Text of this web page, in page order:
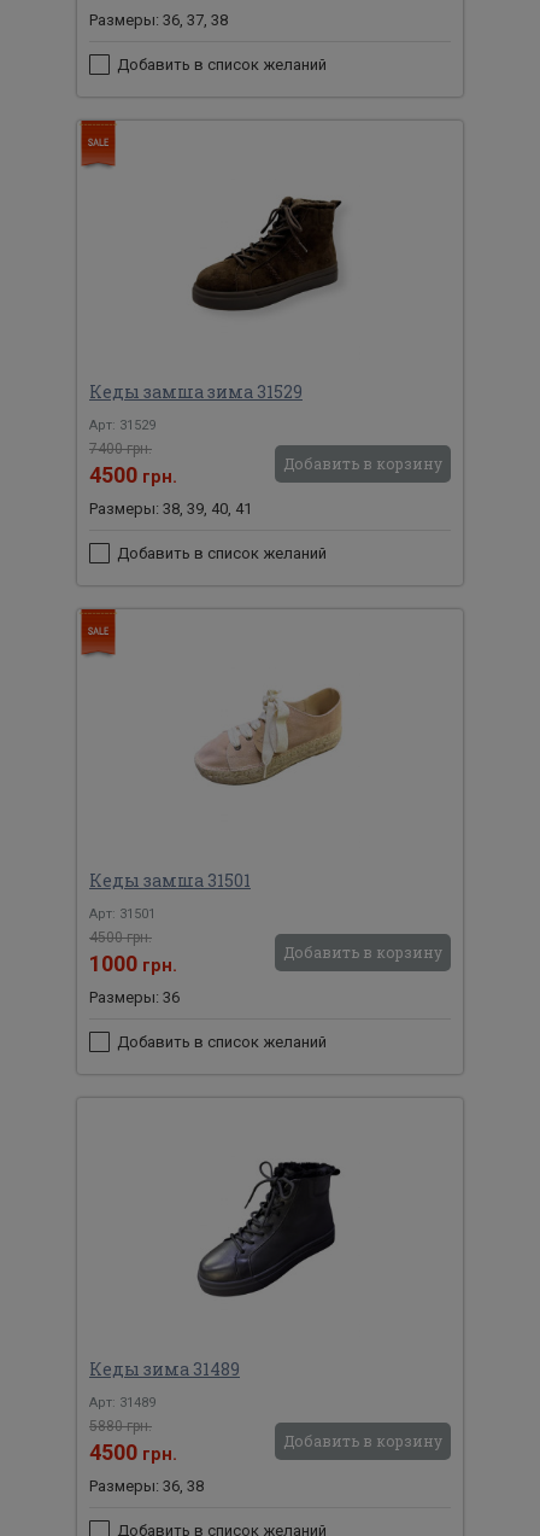
Размеры: 36, 37, 38
Добавить в список желаний
Кеды замша зима 31529
Арт: 31529
7400 грн.
4500 грн.
Добавить в корзину
Размеры: 38, 39, 40, 41
Добавить в список желаний
Кеды замша 31501
Арт: 31501
4500 грн.
1000 грн.
Добавить в корзину
Размеры: 36
Добавить в список желаний
Кеды зима 31489
Арт: 31489
5880 грн.
4500 грн.
Добавить в корзину
Размеры: 36, 38
Добавить в список желаний